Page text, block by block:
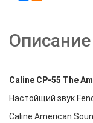
Описание
Caline CP-55 The
Настойщий звук
Caline American